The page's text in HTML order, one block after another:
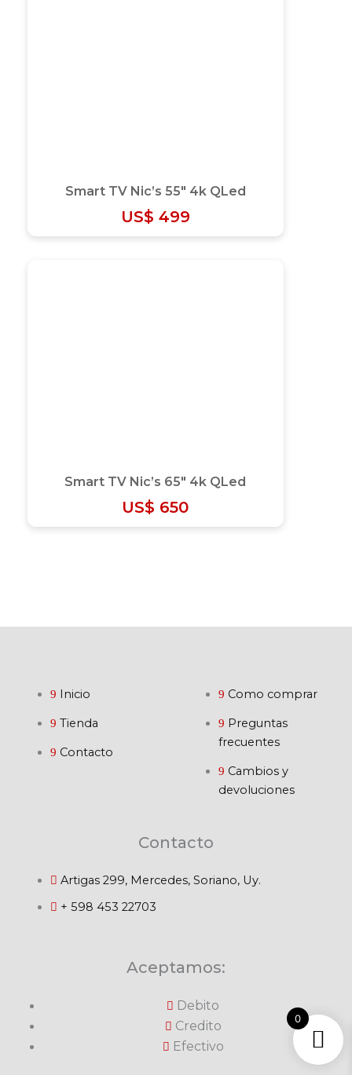
Smart TV Nic’s 55″ 4k QLed
US$ 499
Smart TV Nic’s 65″ 4k QLed
US$ 650
Inicio
Tienda
Contacto
Como comprar
Preguntas
frecuentes
Cambios y
devoluciones
Contacto
Artigas 299, Mercedes, Soriano, Uy.
+ 598 453 22703
Aceptamos:
Debito
Credito
Efectivo
0